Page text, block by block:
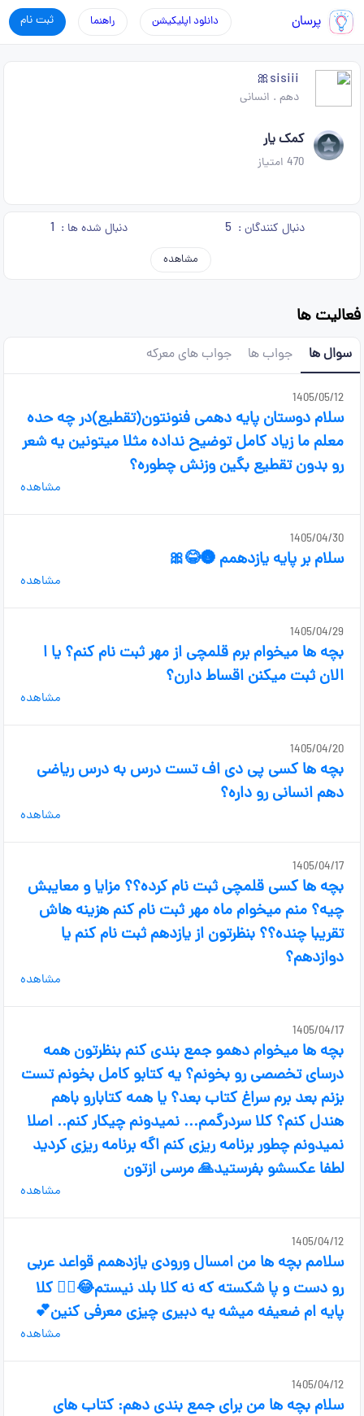
پرسان ثبت نام راهنما دانلود اپلیکیشن
sisiii🎀
دهم . انسانی
کمک یار
470 امتیاز
دنبال کنندگان : 5 دنبال شده ها : 1
مشاهده
فعالیت ها
سوال ها جواب ها جواب های معرکه
1405/05/12
سلام دوستان پایه دهمی فنونتون(تقطیع)در چه حده
معلم ما زیاد کامل توضیح نداده مثلا میتونین یه شعر
رو بدون تقطیع بگین وزنش چطوره؟
مشاهده
1405/04/30
سلام بر پایه یازدهمم 🌚😂🎀
مشاهده
1405/04/29
بچه ها میخوام برم قلمچی از مهر ثبت نام کنم؟ یا ا
الان ثبت میکنن اقساط دارن؟
مشاهده
1405/04/20
بچه ها کسی پی دی اف تست درس به درس ریاضی
دهم انسانی رو داره؟
مشاهده
1405/04/17
بچه ها کسی قلمچی ثبت نام کرده؟؟ مزایا و معایبش
چیه؟ منم میخوام ماه مهر ثبت نام کنم هزینه هاش
تقریبا چنده؟؟ بنظرتون از یازدهم ثبت نام کنم یا
دوازدهم؟
مشاهده
1405/04/17
بچه ها میخوام دهمو جمع بندی کنم بنظرتون همه
درسای تخصصی رو بخونم؟ یه کتابو کامل بخونم تست
بزنم بعد برم سراغ کتاب بعد؟ یا همه کتابارو باهم
هندل کنم؟ کلا سردرگمم... نمیدونم چیکار کنم.. اصلا
نمیدونم چطور برنامه ریزی کنم اگه برنامه ریزی کردید
لطفا عکسشو بفرستید🙏 مرسی ازتون
مشاهده
1405/04/12
سلامم بچه ها من امسال ورودی یازدهمم قواعد عربی
رو دست و پا شکسته که نه کلا بلد نیستم😂🤦‍♀️ کلا
پایه ام ضعیفه میشه یه دبیری چیزی معرفی کنین💕
مشاهده
1405/04/12
سلام بچه ها من برای جمع بندی دهم: کتاب های